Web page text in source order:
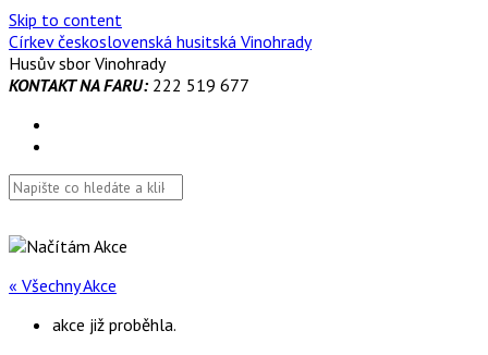
Skip to content
Církev československá husitská Vinohrady
Husův sbor Vinohrady
KONTAKT NA FARU:222 519 677
« Všechny Akce
akce již proběhla.